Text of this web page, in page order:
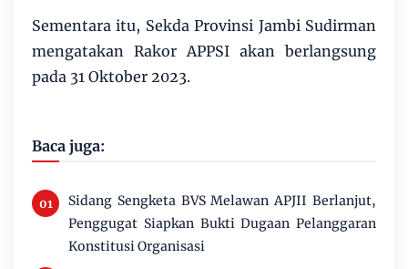
Sementara itu, Sekda Provinsi Jambi Sudirman
mengatakan Rakor APPSI akan berlangsung
pada 31 Oktober 2023.
Baca juga:
Sidang Sengketa BVS Melawan APJII Berlanjut,
Penggugat Siapkan Bukti Dugaan Pelanggaran
Konstitusi Organisasi